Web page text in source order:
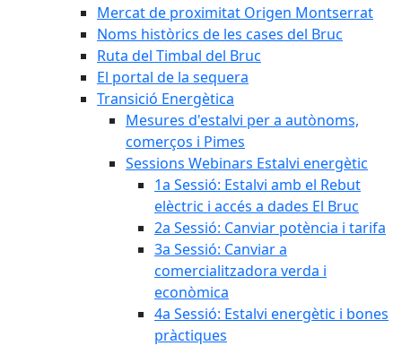
Mercat de proximitat Origen Montserrat
Noms històrics de les cases del Bruc
Ruta del Timbal del Bruc
El portal de la sequera
Transició Energètica
Mesures d'estalvi per a autònoms,
comerços i Pimes
Sessions Webinars Estalvi energètic
1a Sessió: Estalvi amb el Rebut
elèctric i accés a dades El Bruc
2a Sessió: Canviar potència i tarifa
3a Sessió: Canviar a
comercialitzadora verda i
econòmica
4a Sessió: Estalvi energètic i bones
pràctiques